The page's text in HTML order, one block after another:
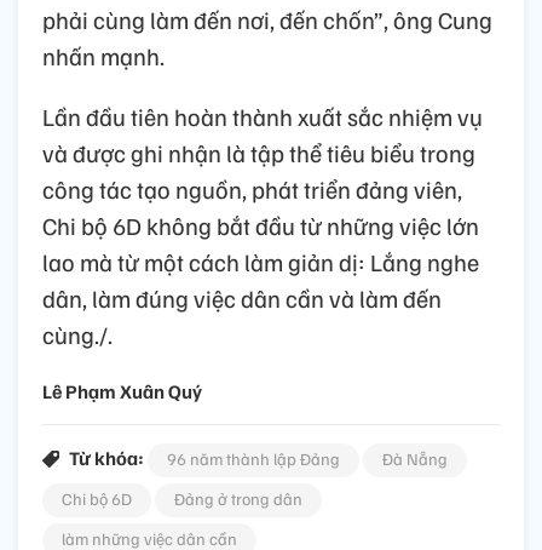
phải cùng làm đến nơi, đến chốn”, ông Cung
nhấn mạnh.
Lần đầu tiên hoàn thành xuất sắc nhiệm vụ
và được ghi nhận là tập thể tiêu biểu trong
công tác tạo nguồn, phát triển đảng viên,
Chi bộ 6D không bắt đầu từ những việc lớn
lao mà từ một cách làm giản dị: Lắng nghe
dân, làm đúng việc dân cần và làm đến
cùng./.
Lê Phạm Xuân Quý
Từ khóa: 96 năm thành lập Đảng
Đà Nẵng
Chi bộ 6D
Đảng ở trong dân
làm những việc dân cần